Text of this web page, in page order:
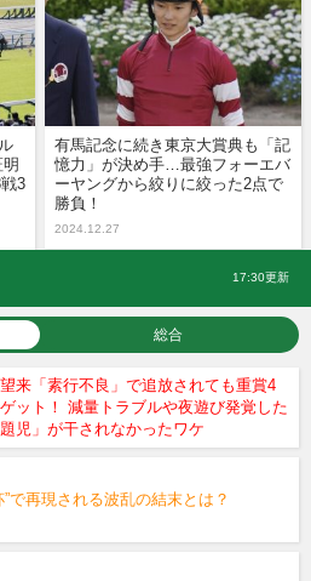
明
3
有馬記念に続き東京大賞典も「記
憶力」が決め手…最強フォーエバ
ーヤングから絞りに絞った2点で
勝負！
2024.12.27
17:30更新
総合
来「素行不良」で追放されても重賞4
ット！ 減量トラブルや夜遊び発覚した
題児」が干されなかったワケ
”で再現される波乱の結末とは？